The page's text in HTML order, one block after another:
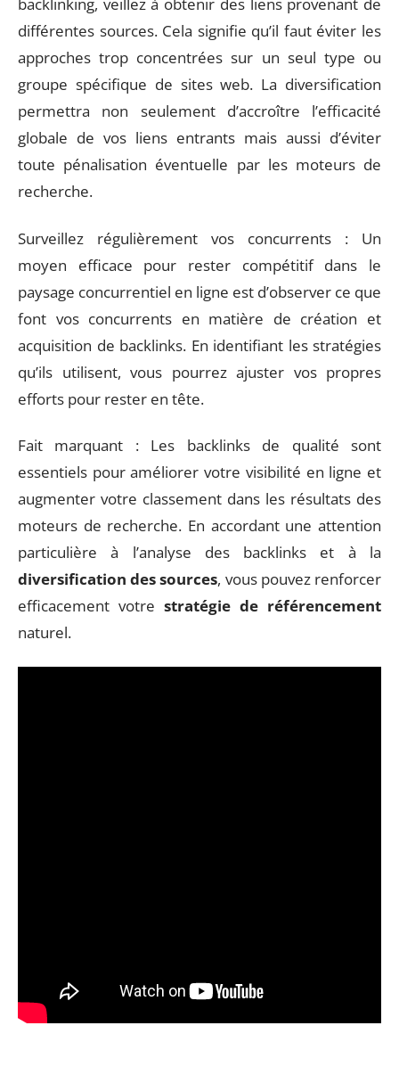
différentes sources. Cela signifie qu’il faut éviter les
approches trop concentrées sur un seul type ou
groupe spécifique de sites web. La diversification
permettra non seulement d’accroître l’efficacité
globale de vos liens entrants mais aussi d’éviter
toute pénalisation éventuelle par les moteurs de
recherche.
Surveillez régulièrement vos concurrents : Un
moyen efficace pour rester compétitif dans le
paysage concurrentiel en ligne est d’observer ce que
font vos concurrents en matière de création et
acquisition de backlinks. En identifiant les stratégies
qu’ils utilisent, vous pourrez ajuster vos propres
efforts pour rester en tête.
Fait marquant : Les backlinks de qualité sont
essentiels pour améliorer votre visibilité en ligne et
augmenter votre classement dans les résultats des
moteurs de recherche. En accordant une attention
particulière à l’analyse des backlinks et à la
diversification des sources, vous pouvez renforcer
efficacement votre stratégie de référencement
naturel.